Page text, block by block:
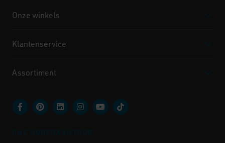
Onze winkels
Klantenservice
Assortiment